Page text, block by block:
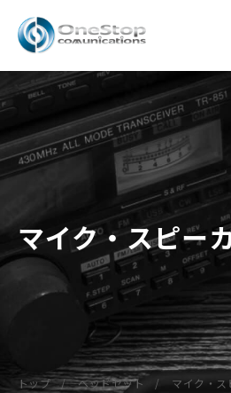
マイク・スピー
トップ ヘッドセット
マイク・ス